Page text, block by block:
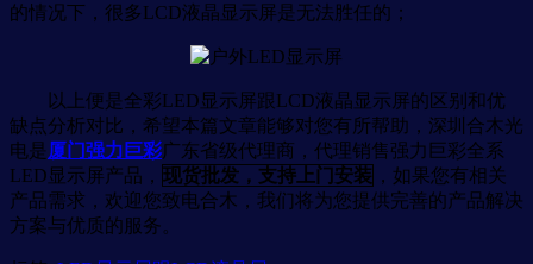
的情况下，很多LCD液晶显示屏是无法胜任的；
以上便是全彩LED显示屏跟LCD液晶显示屏的区别和优
缺点分析对比，希望本篇文章能够对您有所帮助，深圳合木光
电是 厦门强力巨彩广东省级代理商，代理销售强力巨彩全系
LED显示屏产品， 现货批发，支持上门安装 ，如果您有相关
产品需求，欢迎您致电合木，我们将为您提供完善的产品解决
方案与优质的服务。